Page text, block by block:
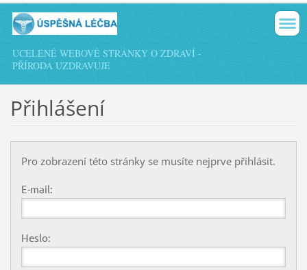
UCELENÉ WEBOVÉ STRÁNKY O ZDRAVÍ -
PŘÍRODA UZDRAVUJE
Přihlášení
Pro zobrazení této stránky se musíte nejprve přihlásit.
E-mail:
Heslo: